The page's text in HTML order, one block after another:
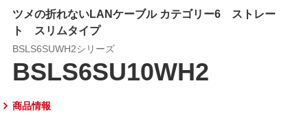
ツメの折れないLANケーブル カテゴリー6 ストレー
ト スリムタイプ
BSLS6SUWH2シリーズ
BSLS6SU10WH2
商品情報